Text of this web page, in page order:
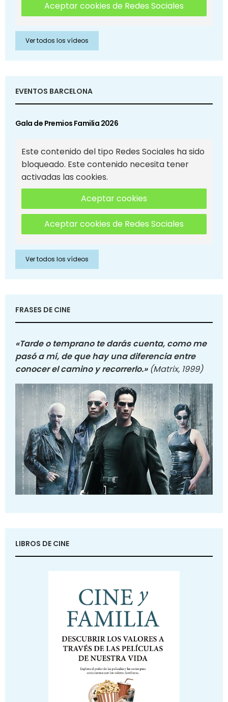
Aceptar cookies de Redes Sociales
Ver todos los vídeos
EVENTOS BARCELONA
Gala de Premios Familia 2026
Este contenido del tipo Redes Sociales ha sido
bloqueado. Este contenido necesita tener
activadas las cookies.
Aceptar cookies
Aceptar cookies de Redes Sociales
Ver todos los vídeos
FRASES DE CINE
«Tarde o temprano te darás cuenta, como me
pasó a mí, de que hay una diferencia entre
conocer el camino y recorrerlo.» (Matrix, 1999)
LIBROS DE CINE